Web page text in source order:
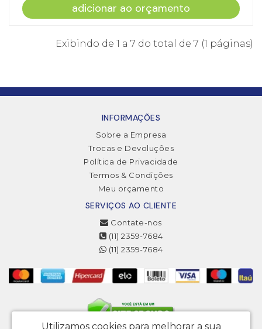
adicionar ao orçamento
Exibindo de 1 a 7 do total de 7 (1 páginas)
INFORMAÇÕES
Sobre a Empresa
Trocas e Devoluções
Política de Privacidade
Termos & Condições
Meu orçamento
SERVIÇOS AO CLIENTE
Contate-nos
(11) 2359-7684
(11) 2359-7684
Utilizamos cookies para melhorar a sua